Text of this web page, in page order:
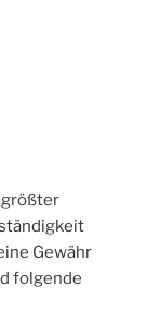
größter
Gewähr
folgende